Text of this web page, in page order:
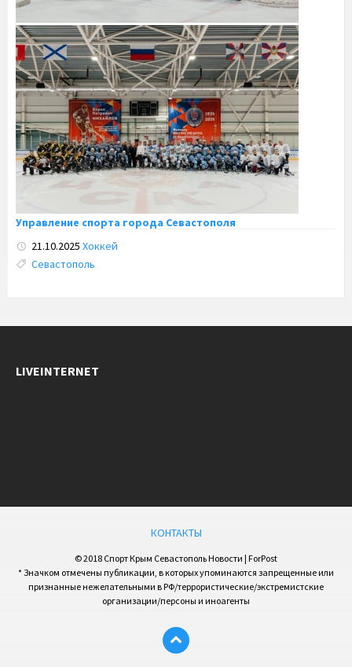
Управление спорта города Севастополя
21.10.2025 Хоккей
Tags:
Севастополь
LIVEINTERNET
КОНТАКТЫ
© 2018 Спорт Крым Севастополь Новости | ForPost
* Значком отмечены публикации, в которых упоминаются запрещенные или
признанные нежелательными в РФ/террористические/экстремистские
организации/персоны и иноагенты